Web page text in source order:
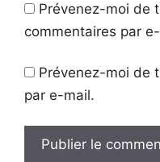
Prévenez-moi de
commentaires par
Prévenez-moi de
par e-mail.